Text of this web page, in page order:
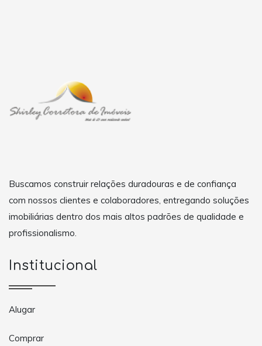
Buscamos construir relações duradouras e de confiança
com nossos clientes e colaboradores, entregando soluções
imobiliárias dentro dos mais altos padrões de qualidade e
profissionalismo.
Institucional
Alugar
Comprar